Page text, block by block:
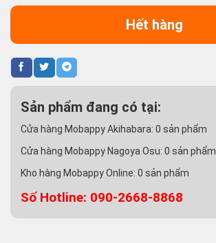
Hết hàng
Sản phẩm đang có tại:
Cửa hàng Mobappy Akihabara: 0 sản phẩm
Cửa hàng Mobappy Nagoya Osu: 0 sản phẩm
Kho hàng Mobappy Online: 0 sản phẩm
Số Hotline: 090-2668-8868